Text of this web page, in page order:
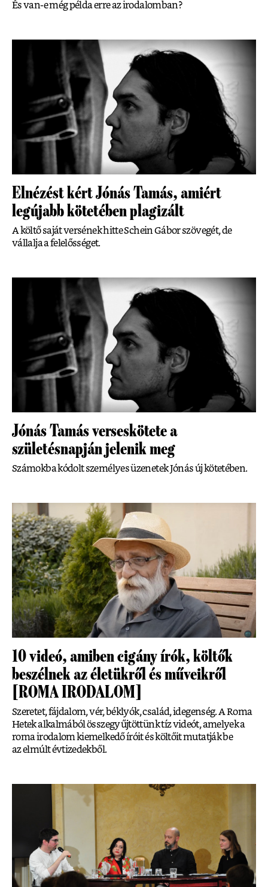
És van-e még példa erre az irodalomban?
Elnézést kért Jónás Tamás, amiért
legújabb kötetében plagizált
A költő saját versének hitte Schein Gábor szövegét, de
vállalja a felelősséget.
Jónás Tamás verseskötete a
születésnapján jelenik meg
Számokba kódolt személyes üzenetek Jónás új kötetében.
10 videó, amiben cigány írók, költők
beszélnek az életükről és műveikről
[ROMA IRODALOM]
Szeretet, fájdalom, vér, béklyók, család, idegenség. A Roma
Hetek alkalmából összegyűjtöttünk tíz videót, amelyek a
roma irodalom kiemelkedő íróit és költőit mutatják be
az elmúlt évtizedekből.